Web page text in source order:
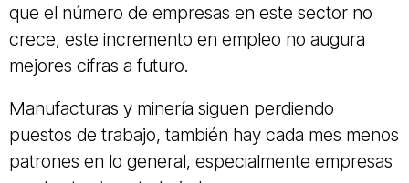
que el número de empresas en este sector no
crece, este incremento en empleo no augura
mejores cifras a futuro.
Manufacturas y minería siguen perdiendo
puestos de trabajo, también hay cada mes menos
patrones en lo general, especialmente empresas